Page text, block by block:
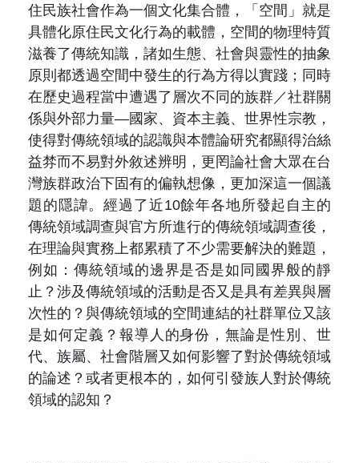
住民族社會作為一個文化集合體，「空間」就是
具體化原住民文化行為的載體，空間的物理特質
滋養了傳統知識，諸如生態、社會與靈性的抽象
原則都透過空間中發生的行為方得以實踐；同時
在歷史過程當中遭遇了層次不同的族群／社群關
係與外部力量—國家、資本主義、世界性宗教，
使得對傳統領域的認識與本體論研究都顯得治絲
益棼而不易對外敘述辨明，更罔論社會大眾在台
灣族群政治下固有的偏執想像，更加深這一個議
題的隱諱。經過了近10餘年各地所發起自主的
傳統領域調查與官方所進行的傳統領域調查後，
在理論與實務上都累積了不少需要解決的難題，
例如：傳統領域的邊界是否是如同國界般的靜
止？涉及傳統領域的活動是否又是具有差異與層
次性的？與傳統領域的空間連結的社群單位又該
是如何定義？報導人的身份，無論是性別、世
代、族屬、社會階層又如何影響了對於傳統領域
的論述？或者更根本的，如何引發族人對於傳統
領域的認知？